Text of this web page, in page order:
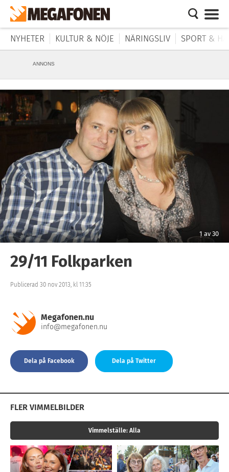
NYHETER KULTUR & NÖJE NÄRINGSLIV SPORT &
ANNONS
1av30
29/11 Folkparken
Publicerad 30 nov 2013, kl 11:35
Megafonen.nu
info@megafonen.nu
Dela på Facebook Dela på Twitter
FLER VIMMELBILDER
Vimmelställe: Alla